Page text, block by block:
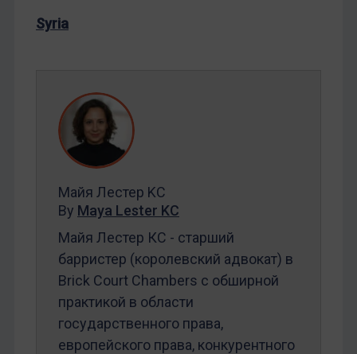
Syria
Майя Лестер KC
By Maya Lester KC
Майя Лестер КС - старший
барристер (королевский адвокат) в
Brick Court Chambers с обширной
практикой в области
государственного права,
европейского права, конкурентного